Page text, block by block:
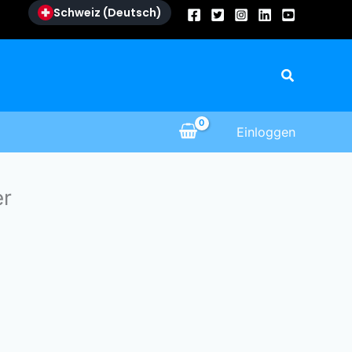
Schweiz (Deutsch)
Suche
Einloggen